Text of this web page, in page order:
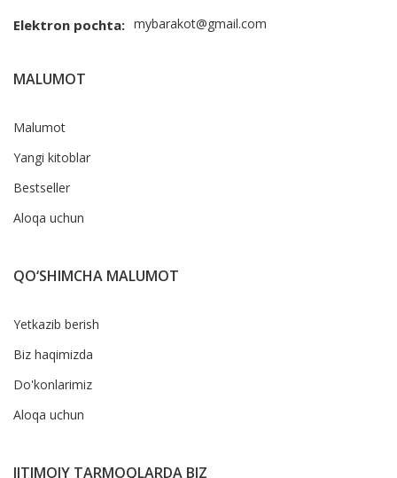
Elektron pochta: mybarakot@gmail.com
MALUMOT
Malumot
Yangi kitoblar
Bestseller
Aloqa uchun
QO‘SHIMCHA MALUMOT
Yetkazib berish
Biz haqimizda
Do'konlarimiz
Aloqa uchun
IJTIMOIY TARMOQLARDA BIZ